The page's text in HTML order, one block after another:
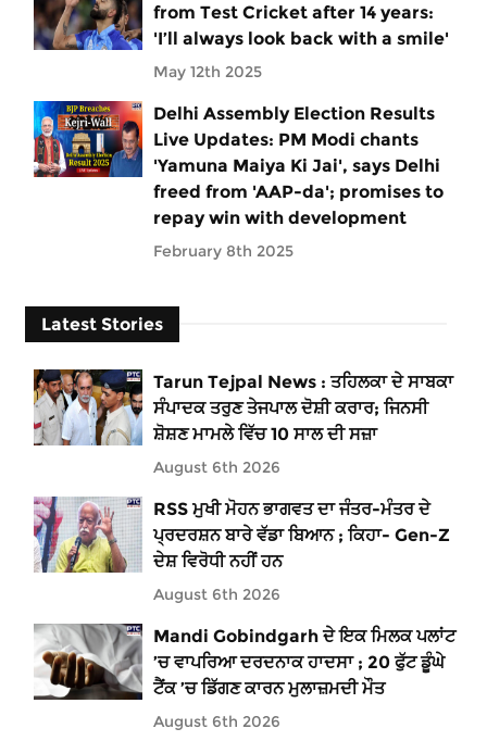
from Test Cricket after 14 years:
'I’ll always look back with a smile'
May 12th 2025
Delhi Assembly Election Results
Live Updates: PM Modi chants
'Yamuna Maiya Ki Jai', says Delhi
freed from 'AAP-da'; promises to
repay win with development
February 8th 2025
Latest Stories
Tarun Tejpal News : ਤਹਿਲਕਾ ਦੇ ਸਾਬਕਾ
ਸੰਪਾਦਕ ਤਰੁਣ ਤੇਜਪਾਲ ਦੋਸ਼ੀ ਕਰਾਰ; ਜਿਨਸੀ
ਸ਼ੋਸ਼ਣ ਮਾਮਲੇ ਵਿੱਚ 10 ਸਾਲ ਦੀ ਸਜ਼ਾ
August 6th 2026
RSS ਮੁਖੀ ਮੋਹਨ ਭਾਗਵਤ ਦਾ ਜੰਤਰ-ਮੰਤਰ ਦੇ
ਪ੍ਰਦਰਸ਼ਨ ਬਾਰੇ ਵੱਡਾ ਬਿਆਨ ; ਕਿਹਾ- Gen-Z
ਦੇਸ਼ ਵਿਰੋਧੀ ਨਹੀਂ ਹਨ
August 6th 2026
Mandi Gobindgarh ਦੇ ਇਕ ਮਿਲਕ ਪਲਾਂਟ
’ਚ ਵਾਪਰਿਆ ਦਰਦਨਾਕ ਹਾਦਸਾ ; 20 ਫੁੱਟ ਡੂੰਘੇ
ਟੈਂਕ ’ਚ ਡਿੱਗਣ ਕਾਰਨ ਮੁਲਾਜ਼ਮਦੀ ਮੌਤ
August 6th 2026